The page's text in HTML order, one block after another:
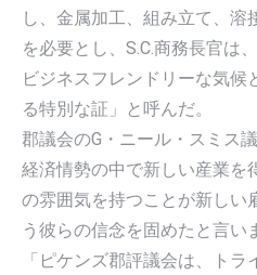
し、金属加工、組み立て、溶
を必要とし、S.C.商務長官は
ビジネスフレンドリーな気候
る特別な証」と呼んだ。
郡議会のG・ニール・スミス
経済情勢の中で新しい産業を
の雰囲気を持つことが新しい
う彼らの信念を固めたと言い
「ピケンズ郡評議会は、トラ